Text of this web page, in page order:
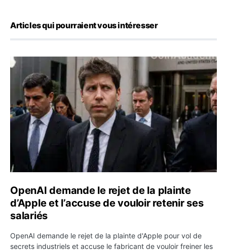
Articles qui pourraient vous intéresser
OpenAI demande le rejet de la plainte d’Apple et
OpenAI demande le rejet de la plainte
d’Apple et l’accuse de vouloir retenir ses
salariés
OpenAI demande le rejet de la plainte d'Apple pour vol de
secrets industriels et accuse le fabricant de vouloir freiner les